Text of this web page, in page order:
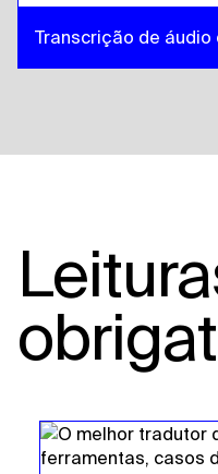
Transcrição de áudio